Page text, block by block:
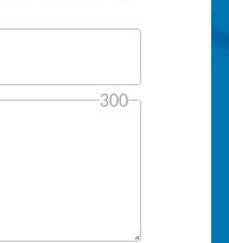
300